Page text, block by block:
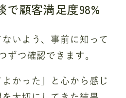
で顧客満足度98%
いよう、事前に知って
ずつ確認できます。
よかった」と心から感じ